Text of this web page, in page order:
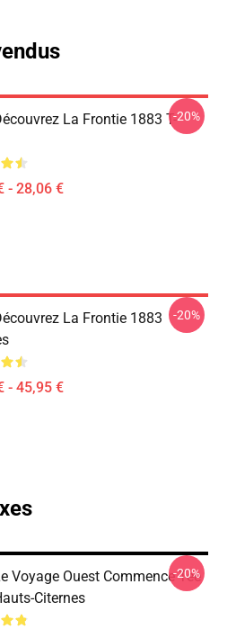
La Frontie 1883 T-
- 28,06 €
-20%
La Frontie 1883
- 45,95 €
-20%
Voyage Ouest Commence Tee
Citernes
-20%